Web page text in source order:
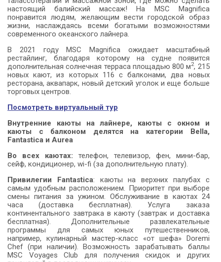
настоящий балийский массаж! На MSC Magnifica
понравится людям, желающим вести городской образ
жизни, наслаждаясь всеми богатыми возможностями
современного океанского лайнера.
В 2021 году MSC Magnifica ожидает масштабный
рестайлинг, благодаря которому на судне появится
дополнительная солнечная терраса площадью 800 м2, 215
новых кают, из которых 116 с балконами, два новых
ресторана, аквапарк, новый детский уголок и еще больше
торговых центров.
Посмотреть виртуальный тур
Внутренние каюты на лайнере, каюты с окном и
каюты с балконом делятся на категории Bella,
Fantastica и Aurea
Во всех каютах: телефон, телевизор, фен, мини-бар,
сейф, кондиционер, wi-fi (за дополнительную плату).
Привилегии
Fantastica: каюты на верхних палубах с
самым удобным расположением. Приоритет при выборе
смены питания за ужином. Обслуживание в каютах 24
часа (доставка бесплатная). Услуга заказа
континентального завтрака в каюту (завтрак и доставка
бесплатная). Дополнительные развлекательные
программы для самых юных путешественников,
например, кулинарный мастер-класс «от шефа» Doremi
Chef (при наличии). Возможность зарабатывать баллы
MSC Voyages Club для получения скидок и других